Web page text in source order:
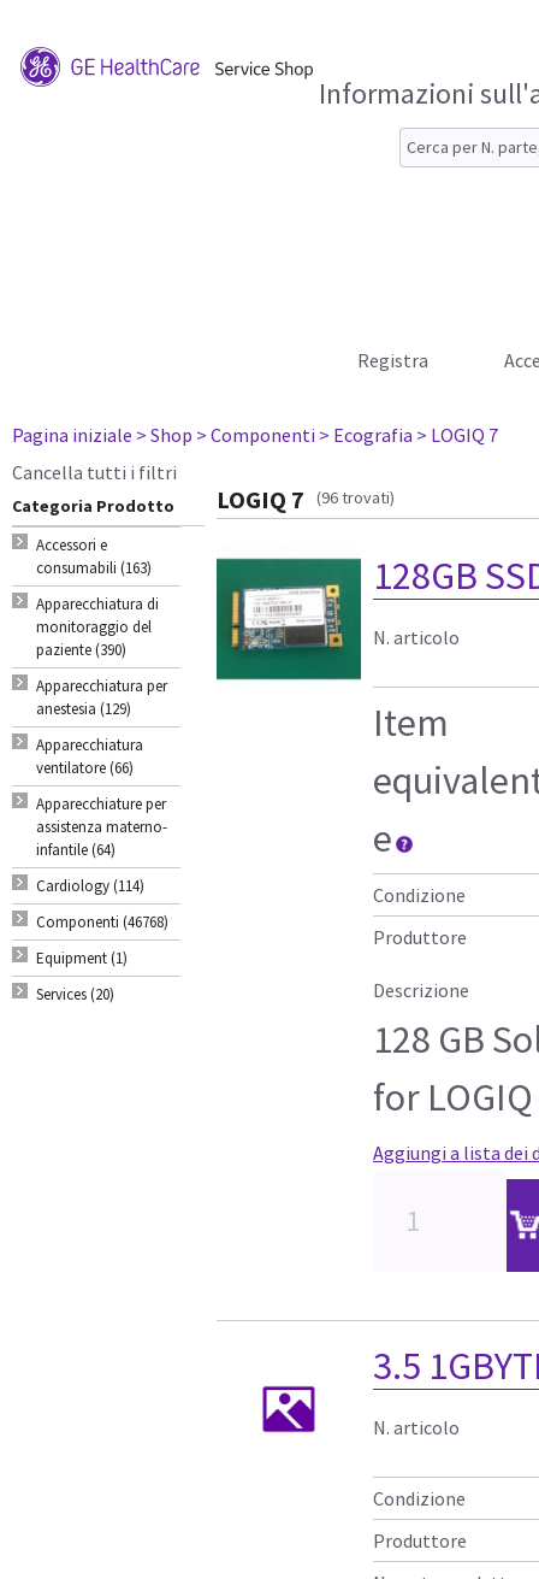
Informazioni
Registra
Pagina iniziale > Shop > Componenti > Ecografia > LOGIQ 7
Cancella tutti i filtri
Categoria Prodotto
Accessori e
consumabili (163)
Apparecchiatura di
monitoraggio del
paziente (390)
Apparecchiatura per
anestesia (129)
Apparecchiatura
ventilatore (66)
Apparecchiature per
assistenza materno-
infantile (64)
Cardiology (114)
Componenti (46768)
Equipment (1)
Services (20)
LOGIQ 7 (96 trovati)
128GB
N. articolo
Item
e
Condizione
Produttore
Descrizione
128 GB
for LOGIQ
Aggiungi a lista dei
3.5
N. articolo
Condizione
Produttore